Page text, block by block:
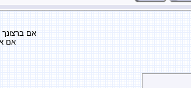
אם ברצונך
אם